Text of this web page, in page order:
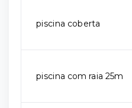
piscina coberta
piscina com raia 25m